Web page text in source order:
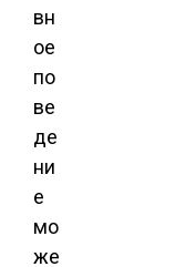
вн
ое
по
ве
де
ни
е
мо
же